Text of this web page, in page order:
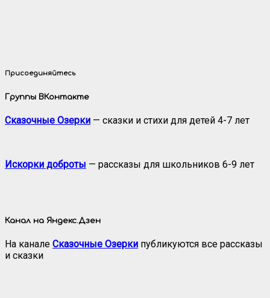
Присоединяйтесь
Группы ВКонтакте
Сказочные Озерки — сказки и стихи для детей 4-7 лет
Искорки доброты — рассказы для школьников 6-9 лет
Канал на Яндекс.Дзен
На канале Сказочные Озерки публикуются все рассказы
и сказки